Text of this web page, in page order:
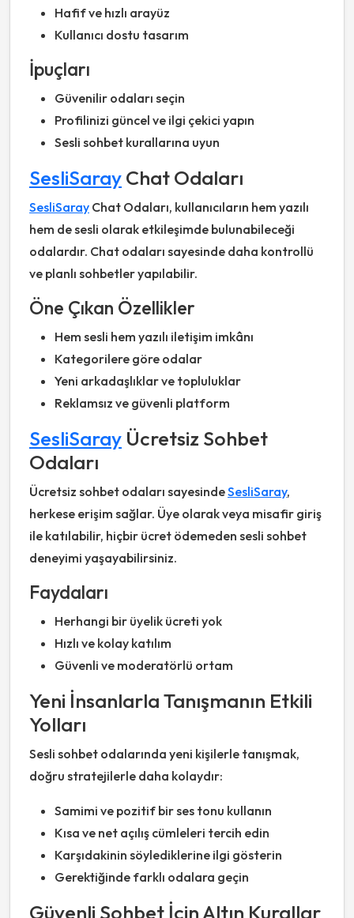
Hafif ve hızlı arayüz
Kullanıcı dostu tasarım
İpuçları
Güvenilir odaları seçin
Profilinizi güncel ve ilgi çekici yapın
Sesli sohbet kurallarına uyun
SesliSarayChat Odaları
SesliSaray Chat Odaları, kullanıcıların hem yazılı
hem de sesli olarak etkileşimde bulunabileceği
odalardır. Chat odaları sayesinde daha kontrollü
ve planlı sohbetler yapılabilir.
Öne Çıkan Özellikler
Hem sesli hem yazılı iletişim imkânı
Kategorilere göre odalar
Yeni arkadaşlıklar ve topluluklar
Reklamsız ve güvenli platform
SesliSaray Ücretsiz Sohbet
Odaları
Ücretsiz sohbet odaları sayesindeSesliSaray,
herkese erişim sağlar. Üye olarak veya misafir giriş
ile katılabilir, hiçbir ücret ödemeden sesli sohbet
deneyimi yaşayabilirsiniz.
Faydaları
Herhangi bir üyelik ücreti yok
Hızlı ve kolay katılım
Güvenli ve moderatörlü ortam
Yeni İnsanlarla Tanışmanın Etkili
Yolları
Sesli sohbet odalarında yeni kişilerle tanışmak,
doğru stratejilerle daha kolaydır:
Samimi ve pozitif bir ses tonu kullanın
Kısa ve net açılış cümleleri tercih edin
Karşıdakinin söylediklerine ilgi gösterin
Gerektiğinde farklı odalara geçin
Güvenli Sohbet İçin Altın Kurallar